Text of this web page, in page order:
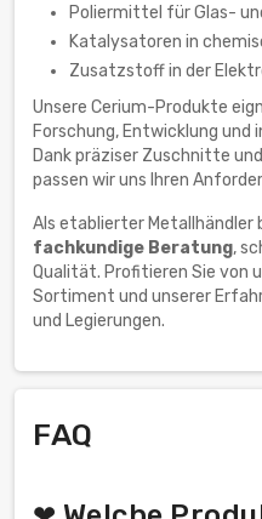
Poliermittel für Glas-
Katalysatoren in
Zusatzstoff in der
Unsere Cerium-Produkte
Forschung, Entwicklung und
Dank präziser Zuschnitte
passen wir uns Ihren
Als etablierter Metallhändler
fachkundige Beratung,
Qualität. Profitieren Sie von
Sortiment und unserer
und Legierungen.
FAQ